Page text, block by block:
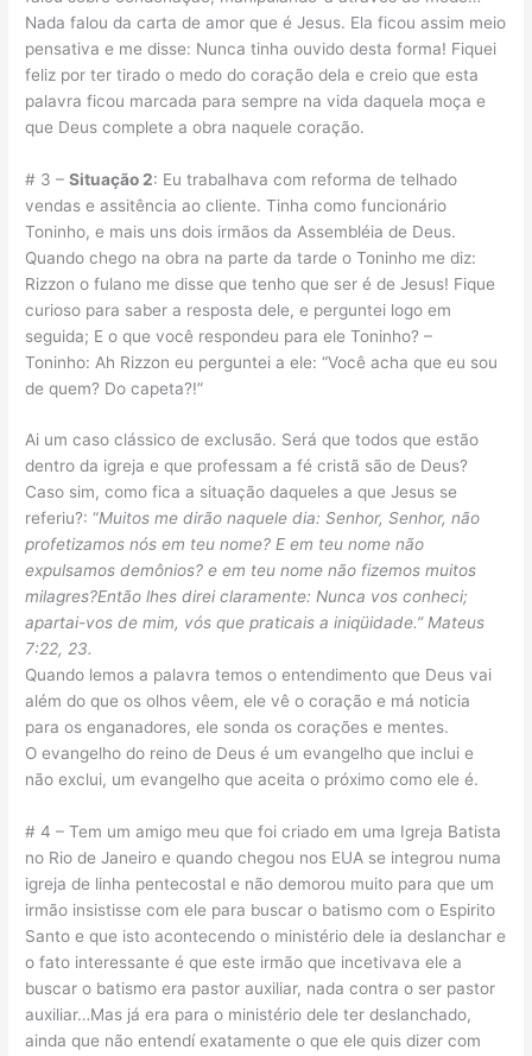
Nada falou da carta de amor que é Jesus. Ela ficou assim meio
pensativa e me disse: Nunca tinha ouvido desta forma! Fiquei
feliz por ter tirado o medo do coração dela e creio que esta
palavra ficou marcada para sempre na vida daquela moça e
que Deus complete a obra naquele coração.
# 3 –Situação 2: Eu trabalhava com reforma de telhado
vendas e assitência ao cliente. Tinha como funcionário
Toninho, e mais uns dois irmãos da Assembléia de Deus.
Quando chego na obra na parte da tarde o Toninho me diz:
Rizzon o fulano me disse que tenho que ser é de Jesus! Fique
curioso para saber a resposta dele, e perguntei logo em
seguida; E o que você respondeu para ele Toninho? –
Toninho: Ah Rizzon eu perguntei a ele: “Você acha que eu sou
de quem? Do capeta?!”
Ai um caso clássico de exclusão. Será que todos que estão
dentro da igreja e que professam a fé cristã são de Deus?
Caso sim, como fica a situação daqueles a que Jesus se
referiu?: “Muitos me dirão naquele dia: Senhor, Senhor, não
profetizamos nós em teu nome? E em teu nome não
expulsamos demônios? e em teu nome não fizemos muitos
milagres?Então lhes direi claramente: Nunca vos conheci;
apartai-vos de mim, vós que praticais a iniqüidade.” Mateus
7:22, 23.
Quando lemos a palavra temos o entendimento que Deus vai
além do que os olhos vêem, ele vê o coração e má noticia
para os enganadores, ele sonda os corações e mentes.
O evangelho do reino de Deus é um evangelho que inclui e
não exclui, um evangelho que aceita o próximo como ele é.
# 4 – Tem um amigo meu que foi criado em uma Igreja Batista
no Rio de Janeiro e quando chegou nos EUA se integrou numa
igreja de linha pentecostal e não demorou muito para que um
irmão insistisse com ele para buscar o batismo com o Espirito
Santo e que isto acontecendo o ministério dele ia deslanchar e
o fato interessante é que este irmão que incetivava ele a
buscar o batismo era pastor auxiliar, nada contra o ser pastor
auxiliar…Mas já era para o ministério dele ter deslanchado,
ainda que não entendí exatamente o que ele quis dizer com